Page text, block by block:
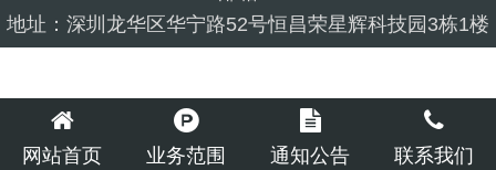
地址：深圳龙华区华宁路52号恒昌荣星辉科技园3栋1楼
网站首页 业务范围 通知公告 联系我们